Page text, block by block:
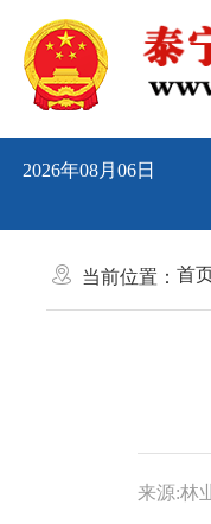
2026年08月06日
当前位置：首
来源:林